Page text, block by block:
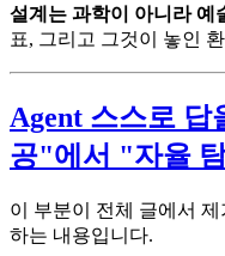
설계는 과학이 아니라 예
표, 그리고 그것이 놓인
Agent 스스로
공"에서 "자율
이 부분이 전체 글에서
하는 내용입니다.